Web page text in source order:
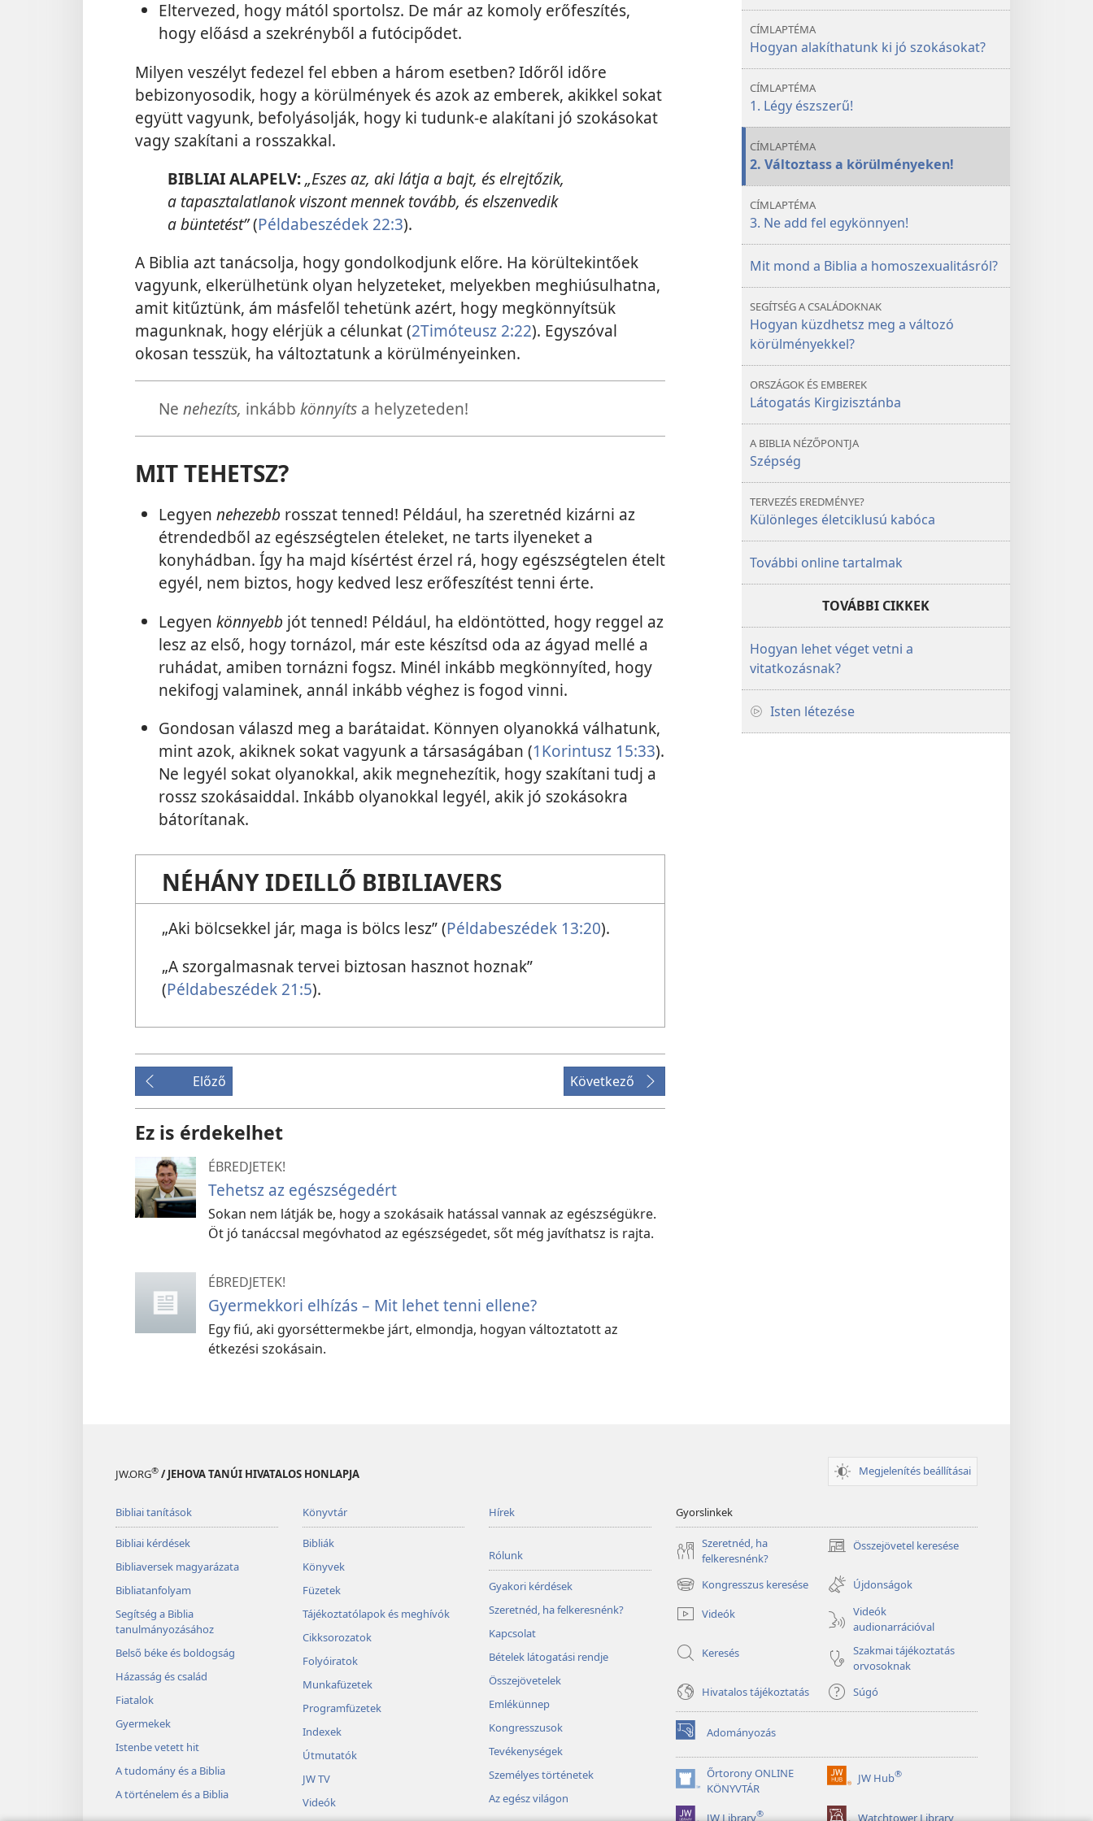
Eltervezed, hogy mától sportolsz. De már az komoly erőfeszítés,
hogy előásd a szekrényből a futócipődet.
Milyen veszélyt fedezel fel ebben a három esetben? Időről időre
bebizonyosodik, hogy a körülmények és azok az emberek, akikkel sokat
együtt vagyunk, befolyásolják, hogy ki tudunk-e alakítani jó szokásokat
vagy szakítani a rosszakkal.
BIBLIAI ALAPELV:„Eszes az, aki látja a bajt, és elrejtőzik,
a tapasztalatlanok viszont mennek tovább, és elszenvedik
a büntetést”(Példabeszédek 22:3).
A Biblia azt tanácsolja, hogy gondolkodjunk előre. Ha körültekintőek
vagyunk, elkerülhetünk olyan helyzeteket, melyekben meghiúsulhatna,
amit kitűztünk, ám másfelől tehetünk azért, hogy megkönnyítsük
magunknak, hogy elérjük a célunkat (2Timóteusz 2:22). Egyszóval
okosan tesszük, ha változtatunk a körülményeinken.
Ne nehezíts, inkább könnyítsa helyzeteden!
MIT TEHETSZ?
Legyen nehezebb rosszat tenned! Például, ha szeretnéd kizárni az
étrendedből az egészségtelen ételeket, ne tarts ilyeneket a
konyhádban. Így ha majd kísértést érzel rá, hogy egészségtelen ételt
egyél, nem biztos, hogy kedved lesz erőfeszítést tenni érte.
Legyen könnyebb jót tenned! Például, ha eldöntötted, hogy reggel az
lesz az első, hogy tornázol, már este készítsd oda az ágyad mellé a
ruhádat, amiben tornázni fogsz. Minél inkább megkönnyíted, hogy
nekifogj valaminek, annál inkább véghez is fogod vinni.
Gondosan válaszd meg a barátaidat. Könnyen olyanokká válhatunk,
mint azok, akiknek sokat vagyunk a társaságában (1Korintusz 15:33).
Ne legyél sokat olyanokkal, akik megnehezítik, hogy szakítani tudj a
rossz szokásaiddal. Inkább olyanokkal legyél, akik jó szokásokra
bátorítanak.
NÉHÁNY IDEILLŐ BIBILIAVERS
„Aki bölcsekkel jár, maga is bölcs lesz” (Példabeszédek 13:20).
„A szorgalmasnak tervei biztosan hasznot hoznak”
(Példabeszédek 21:5).
Előző Következő
Ez is érdekelhet
ÉBREDJETEK!
Tehetsz az egészségedért
Sokan nem látják be, hogy a szokásaik hatással vannak az egészségükre.
Öt jó tanáccsal megóvhatod az egészségedet, sőt még javíthatsz is rajta.
ÉBREDJETEK!
Gyermekkori elhízás – Mit lehet tenni ellene?
Egy fiú, aki gyorséttermekbe járt, elmondja, hogyan változtatott az
étkezési szokásain.
CÍMLAPTÉMA
Hogyan alakíthatunk ki jó szokásokat?
CÍMLAPTÉMA
1. Légy észszerű!
CÍMLAPTÉMA
2. Változtass a körülményeken!
CÍMLAPTÉMA
3. Ne add fel egykönnyen!
Mit mond a Biblia a homoszexualitásról?
SEGÍTSÉG A CSALÁDOKNAK
Hogyan küzdhetsz meg a változó
körülményekkel?
ORSZÁGOK ÉS EMBEREK
Látogatás Kirgizisztánba
A BIBLIA NÉZŐPONTJA
Szépség
TERVEZÉS EREDMÉNYE?
Különleges életciklusú kabóca
További online tartalmak
TOVÁBBI CIKKEK
Hogyan lehet véget vetni a
vitatkozásnak?
Isten létezése
JW.ORG® / JEHOVA TANÚI HIVATALOS HONLAPJA Megjelenítés beállításai
Bibliai tanítások
Bibliai kérdések
Bibliaversek magyarázata
Bibliatanfolyam
Segítség a Biblia
tanulmányozásához
Belső béke és boldogság
Házasság és család
Fiatalok
Gyermekek
Istenbe vetett hit
A tudomány és a Biblia
A történelem és a Biblia
Könyvtár
Bibliák
Könyvek
Füzetek
Tájékoztatólapok és meghívók
Cikksorozatok
Folyóiratok
Munkafüzetek
Programfüzetek
Indexek
Útmutatók
JW TV
Videók
Hírek
Rólunk
Gyakori kérdések
Szeretnéd, ha felkeresnénk?
Kapcsolat
Bételek látogatási rendje
Összejövetelek
Emlékünnep
Kongresszusok
Tevékenységek
Személyes történetek
Az egész világon
Gyorslinkek
Szeretnéd, ha
felkeresnénk?
Összejövetel keresése
(opens
window)
Kongresszus keresése
(opens
new
window)
Újdonságok
Videók
Videók
audionarrációval
Keresés
Szakmai tájékoztatás
orvosoknak
Hivatalos tájékoztatás
Súgó
Adományozás
(opens
new
window)Őrtorony ONLINE
KÖNYVTÁR
(opens
new
JW Hub®
(opens
window)
JW Library® Watchtower Library